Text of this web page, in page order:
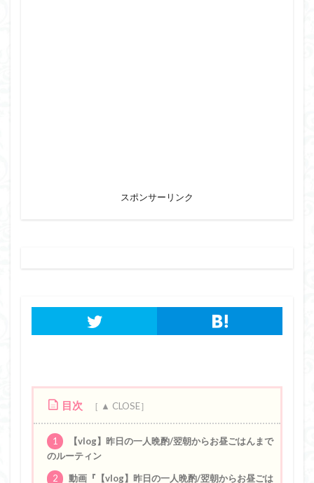
スポンサーリンク
目次
1
【vlog】昨日の一人晩酌/翌朝からお昼ごはんまで
のルーティン
2
動画『【vlog】昨日の一人晩酌/翌朝からお昼ごは